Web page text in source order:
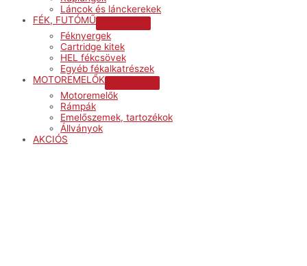
Láncok és lánckerekek
FÉK, FUTÓMŰ
Féknyergek
Cartridge kitek
HEL fékcsövek
Egyéb fékalkatrészek
MOTOREMELŐK
Motoremelők
Rámpák
Emelőszemek, tartozékok
Állványok
AKCIÓS